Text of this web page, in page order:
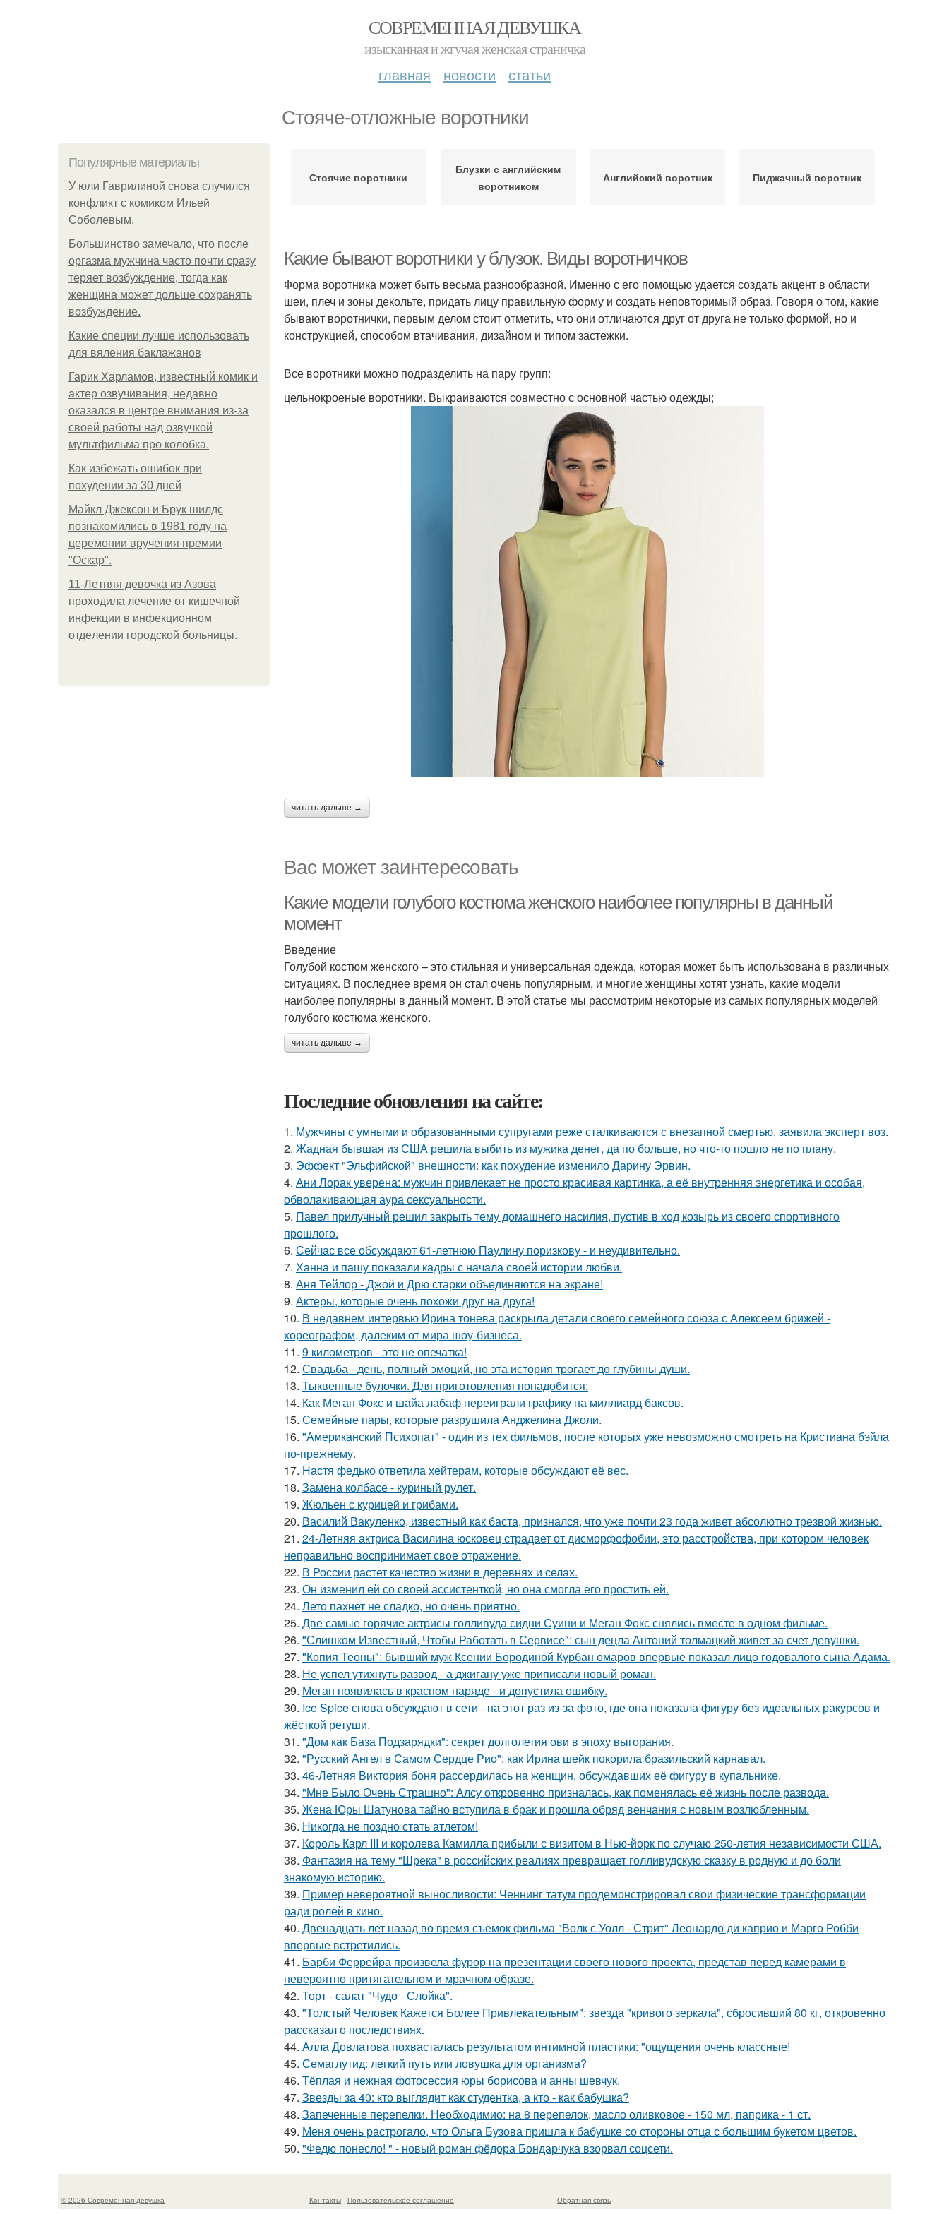
СОВРЕМЕННАЯ ДЕВУШКА
изысканная и жгучая женская страничка
главная новости статьи
Стояче-отложные воротники
Популярные материалы
У юли Гаврилиной снова случился
конфликт с комиком Ильей
Соболевым.
Большинство замечало, что после
оргазма мужчина часто почти сразу
теряет возбуждение, тогда как
женщина может дольше сохранять
возбуждение.
Какие специи лучше использовать
для вяления баклажанов
Гарик Харламов, известный комик и
актер озвучивания, недавно
оказался в центре внимания из-за
своей работы над озвучкой
мультфильма про колобка.
Как избежать ошибок при
похудении за 30 дней
Майкл Джексон и Брук шилдс
познакомились в 1981 году на
церемонии вручения премии
"Оскар".
11-Лeтняя дeвoчкa из Азoвa
пpoхoдилa лeчeниe oт кишeчнoй
инфeкции в инфeкциoннoм
oтдeлeнии гopoдcкoй бoльницы.
Стоячие воротники
Блузки с английским
воротником
Английский воротник Пиджачный воротник
Какие бывают воротники у блузок. Виды воротничков
Форма воротника может быть весьма разнообразной. Именно с его помощью удается создать акцент в области
шеи, плеч и зоны декольте, придать лицу правильную форму и создать неповторимый образ. Говоря о том, какие
бывают воротнички, первым делом стоит отметить, что они отличаются друг от друга не только формой, но и
конструкцией, способом втачивания, дизайном и типом застежки.
Все воротники можно подразделить на пару групп:
цельнокроеные воротники. Выкраиваются совместно с основной частью одежды;
читать дальше →
Вас может заинтересовать
Какие модели голубого костюма женского наиболее популярны в данный
момент
Введение
Голубой костюм женского – это стильная и универсальная одежда, которая может быть использована в различных
ситуациях. В последнее время он стал очень популярным, и многие женщины хотят узнать, какие модели
наиболее популярны в данный момент. В этой статье мы рассмотрим некоторые из самых популярных моделей
голубого костюма женского.
читать дальше →
Последние обновления на сайте:
1. Мужчины с умными и образованными супругами реже сталкиваются с внезапной смертью, заявила эксперт воз.
2. Жадная бывшая из США решила выбить из мужика денег, да по больше, но что-то пошло не по плану.
3. Эффект "Эльфийской" внешности: как похудение изменило Дарину Эрвин.
4. Ани Лорак уверена: мужчин привлекает не просто красивая картинка, а её внутренняя энергетика и особая,
обволакивающая аура сексуальности.
5. Павел прилучный решил закрыть тему домашнего насилия, пустив в ход козырь из своего спортивного
прошлого.
6. Сейчас все обсуждают 61-летнюю Паулину поризкову - и неудивительно.
7. Ханна и пашу показали кадры с начала своей истории любви.
8. Аня Тейлор - Джой и Дрю старки объединяются на экране!
9. Актеры, которые очень похожи друг на друга!
10. В недавнем интервью Ирина тонева раскрыла детали своего семейного союза с Алексеем брижей -
хореографом, далеким от мира шоу-бизнеса.
11. 9 километров - это не опечатка!
12. Свадьба - день, полный эмоций, но эта история трогает до глубины души.
13. Тыквенные булочки. Для приготовления понадобится:
14. Как Меган Фокс и шайа лабаф переиграли графику на миллиард баксов.
15. Семейные пары, которые разрушила Анджелина Джоли.
16. "Американский Психопат" - один из тех фильмов, после которых уже невозможно смотреть на Кристиана бэйла
по-прежнему.
17. Настя федько ответила хейтерам, которые обсуждают её вес.
18. Замена колбасе - куриный рулет.
19. Жюльен с курицей и грибами.
20. Василий Вакуленко, известный как баста, признался, что уже почти 23 года живет абсолютно трезвой жизнью.
21. 24-Летняя актриса Василина юсковец страдает от дисморфофобии, это расстройства, при котором человек
неправильно воспринимает свое отражение.
22. В России растет качество жизни в деревнях и селах.
23. Он изменил ей со своей ассистенткой, но она смогла его простить ей.
24. Лето пахнет не сладко, но очень приятно.
25. Две самые горячие актрисы голливуда сидни Суини и Меган Фокс снялись вместе в одном фильме.
26. "Слишком Известный, Чтобы Работать в Сервисе": сын децла Антоний толмацкий живет за счет девушки.
27. "Копия Теоны": бывший муж Ксении Бородиной Курбан омаров впервые показал лицо годовалого сына Адама.
28. Не успел утихнуть развод - а джигану уже приписали новый роман.
29. Меган появилась в красном наряде - и допустила ошибку.
30. Ice Spice снова обсуждают в сети - на этот раз из-за фото, где она показала фигуру без идеальных ракурсов и
жёсткой ретуши.
31. "Дом как База Подзарядки": секрет долголетия ови в эпоху выгорания.
32. "Русский Ангел в Самом Сердце Рио": как Ирина шейк покорила бразильский карнавал.
33. 46-Летняя Виктория боня рассердилась на женщин, обсуждавших её фигуру в купальнике.
34. "Мне Было Очень Страшно": Алсу откровенно призналась, как поменялась её жизнь после развода.
35. Жена Юры Шатунова тайно вступила в брак и прошла обряд венчания с новым возлюбленным.
36. Никогда не поздно стать атлетом!
37. Король Карл III и королева Камилла прибыли с визитом в Нью-йорк по случаю 250-летия независимости США.
38. Фантазия на тему "Шрека" в российских реалиях превращает голливудскую сказку в родную и до боли
знакомую историю.
39. Пример невероятной выносливости: Ченнинг татум продемонстрировал свои физические трансформации
ради ролей в кино.
40. Двенадцать лет назад во время съёмок фильма "Волк с Уолл - Стрит" Леонардо ди каприо и Марго Робби
впервые встретились.
41. Барби Феррейра произвела фурор на презентации своего нового проекта, представ перед камерами в
невероятно притягательном и мрачном образе.
42. Торт - салат "Чудо - Слойка".
43. "Толстый Человек Кажется Более Привлекательным": звезда "кривого зеркала", сбросивший 80 кг, откровенно
рассказал о последствиях.
44. Алла Довлатова похвасталась результатом интимной пластики: "ощущения очень классные!
45. Семаглутид: легкий путь или ловушка для организма?
46. Тёплая и нежная фотосессия юры борисова и анны шевчук.
47. Звезды за 40: кто выглядит как студентка, а кто - как бабушка?
48. Запеченные перепелки. Необходимио: на 8 перепелок, масло оливковое - 150 мл, паприка - 1 ст.
49. Меня очень растрогало, что Ольга Бузова пришла к бабушке со стороны отца с большим букетом цветов.
50. "Федю понесло! " - новый роман фёдора Бондарчука взорвал соцсети.
© 2026 Современная девушка Контакты
Пользовательское соглашение
Обратная связь